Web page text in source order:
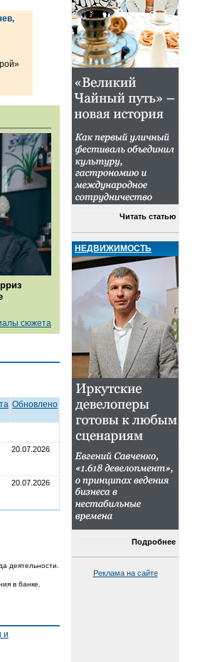
сюжета
Обновлено
20.07.2026
20.07.2026
деятельности.
в банке.
и
Читать статью
НЕДВИЖИМОСТЬ
Подробнее
Реклама на сайте